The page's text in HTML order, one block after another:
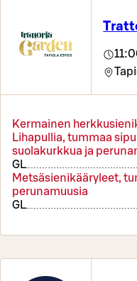
Kermainen
Lihapullia, tummaa
suolakurkkua ja
GL
Metsäsienikääryleet,
perunamuusia
GL